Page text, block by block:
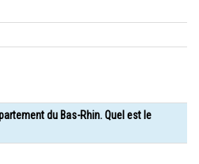
du Bas-Rhin. Quel est le